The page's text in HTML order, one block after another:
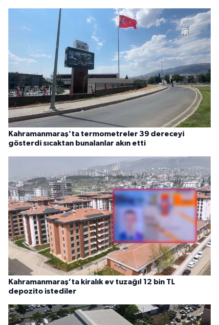
Kahramanmaraş'ta termometreler 39 dereceyi
gösterdi sıcaktan bunalanlar akın etti
Kahramanmaraş’ta kiralık ev tuzağı! 12 bin TL
depozito istediler